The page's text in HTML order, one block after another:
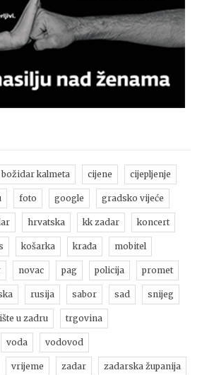
božidar kalmeta cijene cijepljenje
foto google gradsko vijeće
hrvatska kk zadar koncert
košarka krađa mobitel
novac pag policija promet
rusija sabor sad snijeg
u zadru trgovina
voda vodovod
vrijeme zadar zadarska županija